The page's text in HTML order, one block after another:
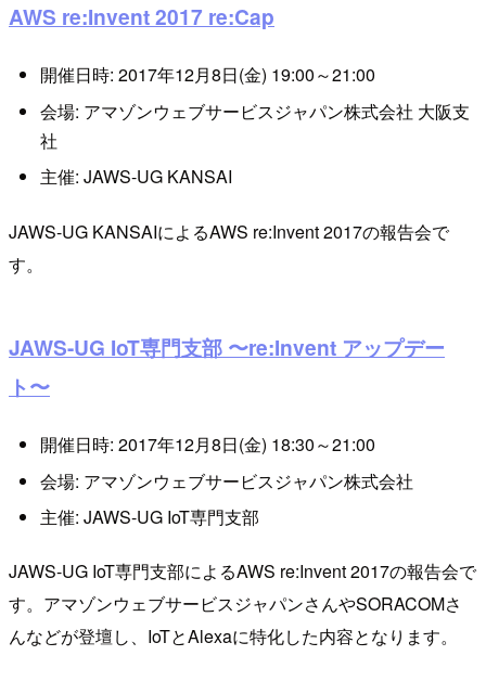
AWS re:Invent 2017 re:Cap
開催日時: 2017年12月8日(金) 19:00～21:00
会場: アマゾンウェブサービスジャパン株式会社 大阪支
社
主催: JAWS-UG KANSAI
JAWS-UG KANSAIによるAWS re:Invent 2017の報告会で
す。
JAWS-UG IoT専門支部 〜re:Invent アップデー
ト〜
開催日時: 2017年12月8日(金) 18:30～21:00
会場: アマゾンウェブサービスジャパン株式会社
主催: JAWS-UG IoT専門支部
JAWS-UG IoT専門支部によるAWS re:Invent 2017の報告会で
す。アマゾンウェブサービスジャパンさんやSORACOMさ
んなどが登壇し、IoTとAlexaに特化した内容となります。